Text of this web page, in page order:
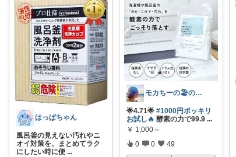
はっぱちゃん
風呂釜の見えない汚れやニ
オイ対策を、まとめてラク
にしたい時に便 ...
モカちーの🏖️のんびりライフ🐈✨
🌟4.71🌟#1000円ポッキリ
お試し🔥 酵素の力で99.9 ...
￥ 1,000～
0 0 49